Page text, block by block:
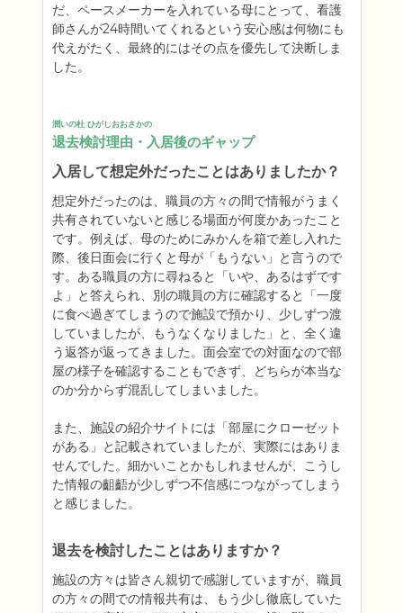
だ、ペースメーカーを入れている母にとって、看護
師さんが24時間いてくれるという安心感は何物にも
代えがたく、最終的にはその点を優先して決断しま
した。
潤いの杜 ひがしおおさかの
退去検討理由・入居後のギャップ
入居して想定外だったことはありましたか？
想定外だったのは、職員の方々の間で情報がうまく
共有されていないと感じる場面が何度かあったこと
です。例えば、母のためにみかんを箱で差し入れた
際、後日面会に行くと母が「もうない」と言うので
す。ある職員の方に尋ねると「いや、あるはずです
よ」と答えられ、別の職員の方に確認すると「一度
に食べ過ぎてしまうので施設で預かり、少しずつ渡
していましたが、もうなくなりました」と、全く違
う返答が返ってきました。面会室での対面なので部
屋の様子を確認することもできず、どちらが本当な
のか分からず混乱してしまいました。
また、施設の紹介サイトには「部屋にクローゼット
がある」と記載されていましたが、実際にはありま
せんでした。細かいことかもしれませんが、こうし
た情報の齟齬が少しずつ不信感につながってしまう
と感じました。
退去を検討したことはありますか？
施設の方々は皆さん親切で感謝していますが、職員
の方々の間での情報共有は、もう少し徹底していた